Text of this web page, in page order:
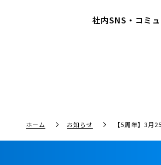
社内SNS・コミ
ホーム お知らせ 【5周年】3月